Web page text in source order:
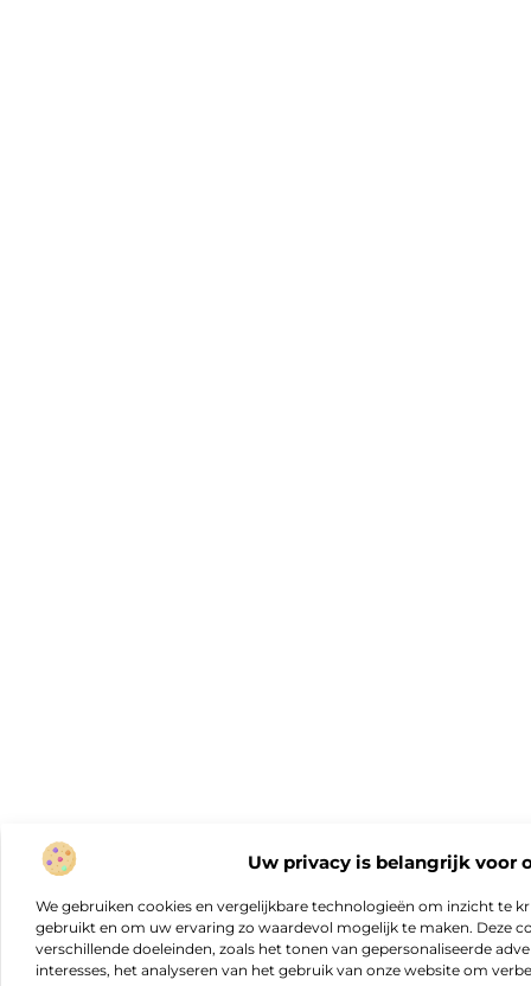
Uw privacy is belangrijk voor
We gebruiken cookies en vergelijkbare technologieën om inzicht te
gebruikt en om uw ervaring zo waardevol mogelijk te maken. Deze
verschillende doeleinden, zoals het tonen van gepersonaliseerde
interesses, het analyseren van het gebruik van onze website om